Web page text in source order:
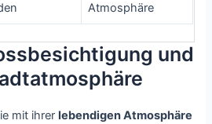
Atmosphäre
und
mit ihrerlebendigen Atmosphäre